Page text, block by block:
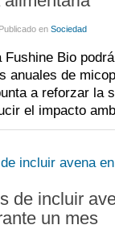
Publicado en Sociedad
Fushine Bio
anuales de
a reforzar la
el impacto
de incluir
un mes